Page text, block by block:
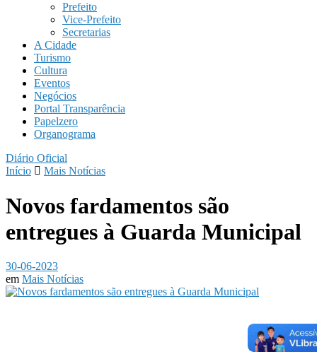
Prefeito
Vice-Prefeito
Secretarias
A Cidade
Turismo
Cultura
Eventos
Negócios
Portal Transparência
Papelzero
Organograma
Diário Oficial
Início
Mais Notícias
Novos fardamentos são
entregues à Guarda Municipal
30-06-2023
em Mais Notícias